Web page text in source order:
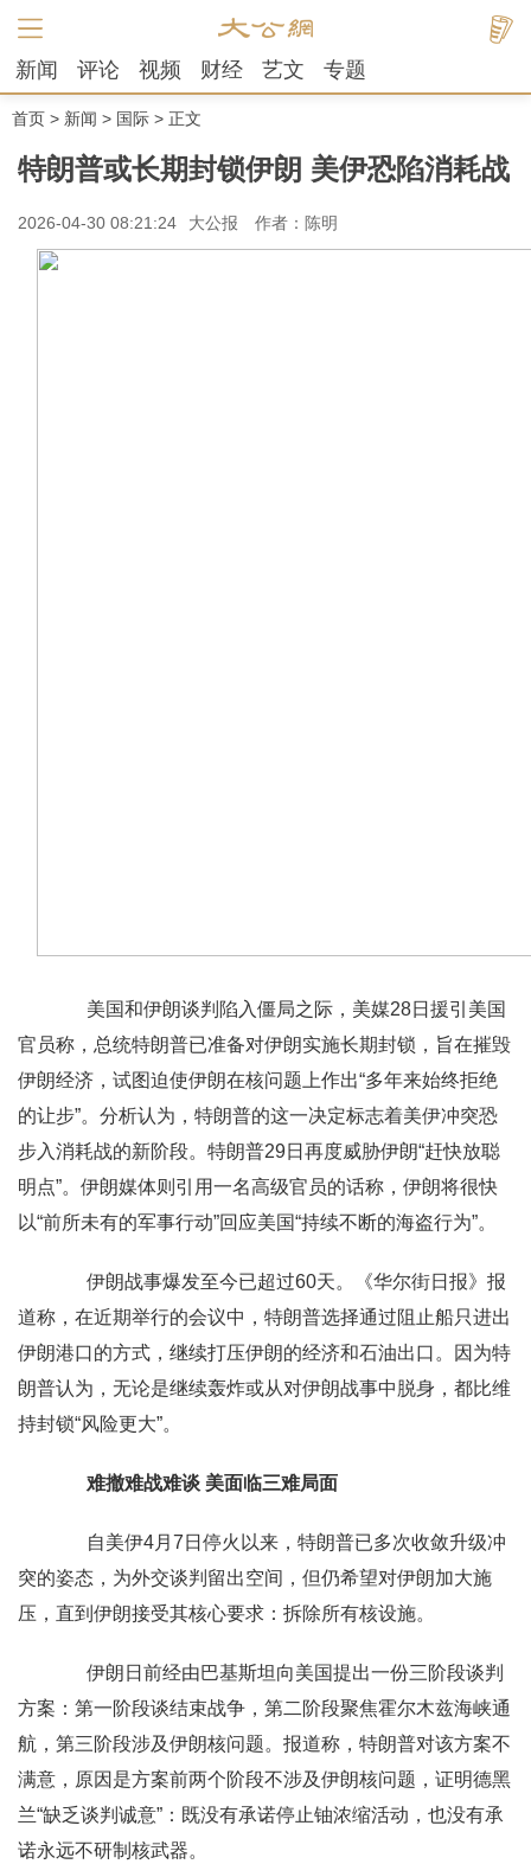
新闻 评论 视频 财经 艺文 专题
首页 > 新闻 > 国际 > 正文
特朗普或长期封锁伊朗 美伊恐陷消耗战
2026-04-30 08:21:24 大公报 作者：陈明
美国和伊朗谈判陷入僵局之际，美媒28日援引美国
官员称，总统特朗普已准备对伊朗实施长期封锁，旨在摧毁
伊朗经济，试图迫使伊朗在核问题上作出“多年来始终拒绝
的让步”。分析认为，特朗普的这一决定标志着美伊冲突恐
步入消耗战的新阶段。特朗普29日再度威胁伊朗“赶快放聪
明点”。伊朗媒体则引用一名高级官员的话称，伊朗将很快
以“前所未有的军事行动”回应美国“持续不断的海盗行为”。
伊朗战事爆发至今已超过60天。《华尔街日报》报
道称，在近期举行的会议中，特朗普选择通过阻止船只进出
伊朗港口的方式，继续打压伊朗的经济和石油出口。因为特
朗普认为，无论是继续轰炸或从对伊朗战事中脱身，都比维
持封锁“风险更大”。
难撤难战难谈 美面临三难局面
自美伊4月7日停火以来，特朗普已多次收敛升级冲
突的姿态，为外交谈判留出空间，但仍希望对伊朗加大施
压，直到伊朗接受其核心要求：拆除所有核设施。
伊朗日前经由巴基斯坦向美国提出一份三阶段谈判
方案：第一阶段谈结束战争，第二阶段聚焦霍尔木兹海峡通
航，第三阶段涉及伊朗核问题。报道称，特朗普对该方案不
满意，原因是方案前两个阶段不涉及伊朗核问题，证明德黑
兰“缺乏谈判诚意”：既没有承诺停止铀浓缩活动，也没有承
诺永远不研制核武器。